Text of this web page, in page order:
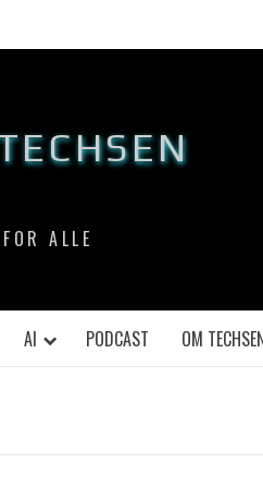
ALLE
AI PODCAST OM